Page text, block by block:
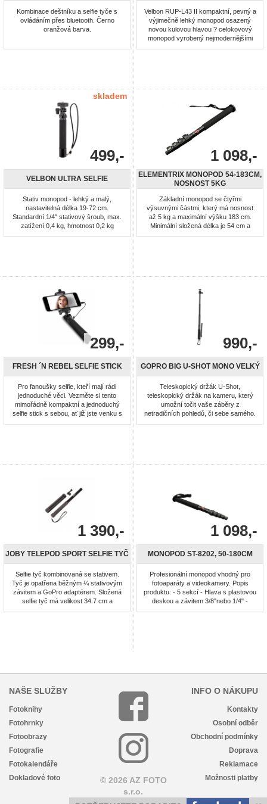
Kombinace deštníku a selfie tyče s
ovládáním přes bluetooth. Černo
oranžová barva.
Velbon RUP-L43 II kompaktní, pevný a
výjimečně lehký monopod osazený
novou kulovou hlavou ? celokovový
monopod vyrobený nejmodernějšími
skladem
499,-
VELBON ULTRA SELFIE
Stativ monopod - lehký a malý,
nastavitelná délka 19-72 cm.
Standardní 1/4" stativový šroub, max.
zatížení 0,4 kg, hmotnost 0,2 kg
1 098,-
ELEMENTRIX MONOPOD 54-183CM,
NOSNOST 5KG
Základní monopod se čtyřmi
výsuvnými částmi, který má nosnost
až 5 kg a maximální výšku 183 cm.
Minimální složená délka je 54 cm a
299,-
FRESH ´N REBEL SELFIE STICK
Pro fanoušky selfie, kteří mají rádi
jednoduché věci. Vezměte si tento
mimořádně kompaktní a jednoduchý
selfie stick s sebou, ať již jste venku s
990,-
GOPRO BIG U-SHOT MONO VELKÝ
Teleskopický držák U-Shot,
teleskopický držák na kameru, který
umožní točit vaše záběry z
netradičních pohledů, či sebe samého.
1 390,-
JOBY TELEPOD SPORT SELFIE TYČ
Selfie tyč kombinovaná se stativem.
Tyč je opatřena běžným ¼ stativovým
závitem a GoPro adaptérem. Složená
selfie tyč má velikost 34.7 cm a
1 098,-
MONOPOD ST-8202, 50-180CM
Profesionální monopod vhodný pro
fotoaparáty a videokamery. Popis
produktu: - 5 sekcí - Hlava s plastovou
deskou a závitem 3/8"nebo 1/4" -
NAŠE SLUŽBY
Fotoknihy
Fotohrnky
Fotoobrazy
Fotografie
Fotokalendáře
Dokladové foto
© 2026 AZ FOTO
s.r.o.
INFO O NÁKUPU
Kontakty
Osobní odběr
Obchodní podmínky
Doprava
Reklamace
Možnosti platby